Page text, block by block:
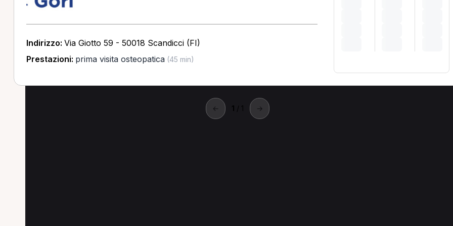
Indirizzo: Via Giotto 59 - 50018 Scandicci (FI)
Prestazioni: prima visita osteopatica(45 min)
← 1 / 1 →